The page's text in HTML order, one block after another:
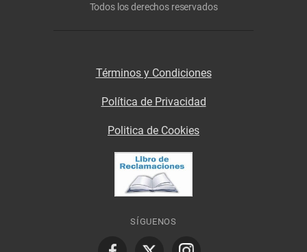
Todos los derechos reservados
Términos y Condiciones
Política de Privacidad
Politica de Cookies
SÍGUENOS